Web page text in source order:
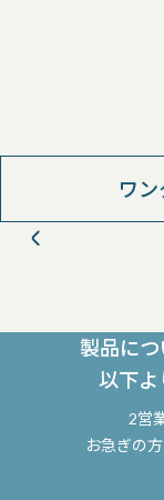
ワ
製品に
以下よ
2営
お急ぎの